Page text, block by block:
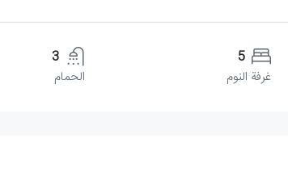
5
غرفة النوم
3
الحمام